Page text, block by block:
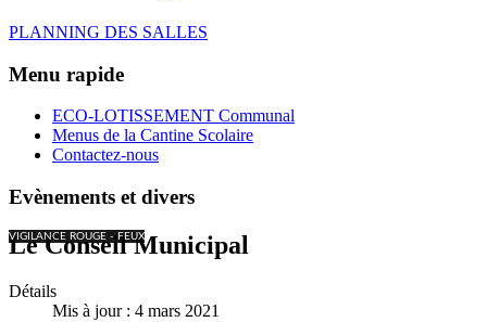
PLANNING DES SALLES
Menu rapide
ECO-LOTISSEMENT Communal
Menus de la Cantine Scolaire
Contactez-nous
Evènements et divers
VIGILANCE ROUGE - FEUX
Le Conseil Municipal
Détails
Mis à jour : 4 mars 2021